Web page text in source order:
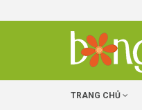
TRANG CHỦ